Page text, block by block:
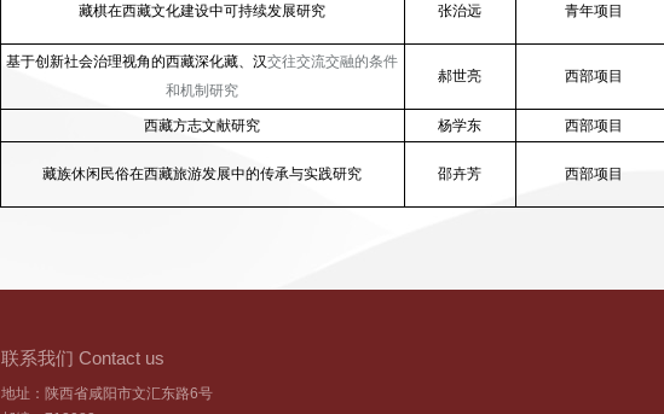
藏棋在西藏文化建设中可持续发展研究 张治远 青年项目
基于创新社会治理视角的西藏深化藏、汉交往交流交融的条件
和机制研究
郝世亮 西部项目
西藏方志文献研究 杨学东 西部项目
藏族休闲民俗在西藏旅游发展中的传承与实践研究 邵卉芳 西部项目
联系我们 Contact us
地址：陕西省咸阳市文汇东路6号